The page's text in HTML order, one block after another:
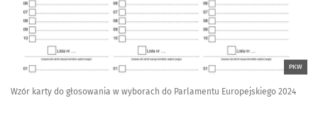
PKW
Wzór karty do głosowania w wyborach do Parlamentu Europejskiego 2024